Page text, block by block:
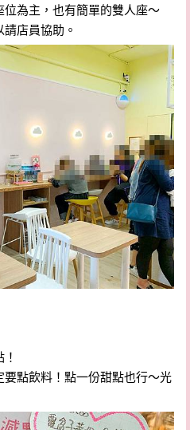
為主，也有簡單的雙人座～
店員協助。
點飲料！點一份甜點也行～光